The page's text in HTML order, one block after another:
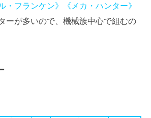
・フランケン》
《メカ・ハンター》
ーが多いので、機械族中心で組むの